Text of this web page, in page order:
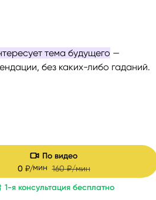
тема будущего —
без каких-либо гаданий.
По видео
0 ₽/мин160 ₽/мин
1-я консультация бесплатно